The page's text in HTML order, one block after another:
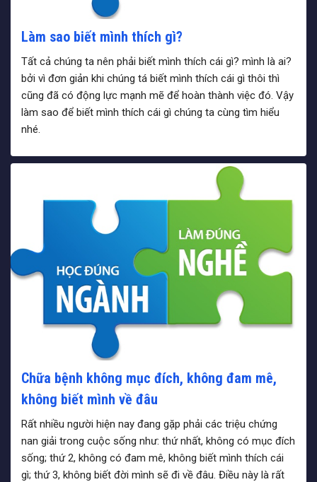
Làm sao biết mình thích gì?
Tất cả chúng ta nên phải biết mình thích cái gì? mình là ai?
bởi vì đơn giản khi chúng tá biết mình thích cái gì thôi thì
cũng đã có động lực mạnh mẽ để hoàn thành việc đó. Vậy
làm sao để biết mình thích cái gì chúng ta cùng tìm hiểu
nhé.
Chữa bệnh không mục đích, không đam mê,
không biết mình về đâu
Rất nhiều người hiện nay đang gặp phải các triệu chứng
nan giải trong cuộc sống như: thứ nhất, không có mục đích
sống; thứ 2, không có đam mê, không biết mình thích cái
gì; thứ 3, không biết đời mình sẽ đi về đâu. Điều này là rất